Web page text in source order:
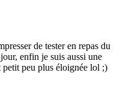
de tester en repas du
enfin je suis aussi une
peu plus éloignée lol ;)